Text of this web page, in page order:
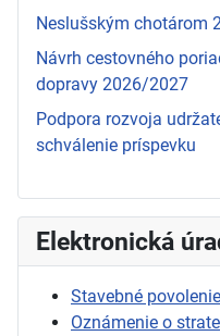
Neslušským chotárom
Návrh cestovného
dopravy 2026/2027
Podpora rozvoja
schválenie príspevku
Elektronická
Stavebné povolenie
Oznámenie o